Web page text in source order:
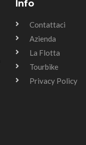
Info
Contattaci
Azienda
La Flotta
Tourbike
Privacy Policy